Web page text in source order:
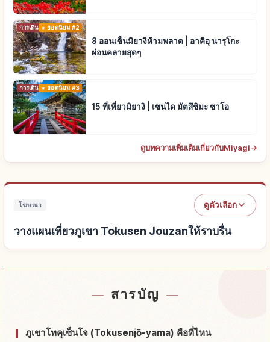
การเดินทางยอดนิยม #2
8 ออนเซ็นมิยางิห้ามพลาด | อาคิอุ นารุโกะ
ผ่อนคลายสุดๆ
การเดินทางยอดนิยม #3
15 ที่เที่ยวมิยางิ | เซนได มัตสึชิมะ ซาโอ
ดูบทความเพิ่มเติมเกี่ยวกับMiyagi→
โฆษณา ดูตัวเลือก
วางแผนเที่ยวภูเขา Tokusen Jouzanให้ราบรื่น
สารบัญ
ภูเขาโทคุเซ็นโจ (Tokusenjō-yama) คือที่ไหน